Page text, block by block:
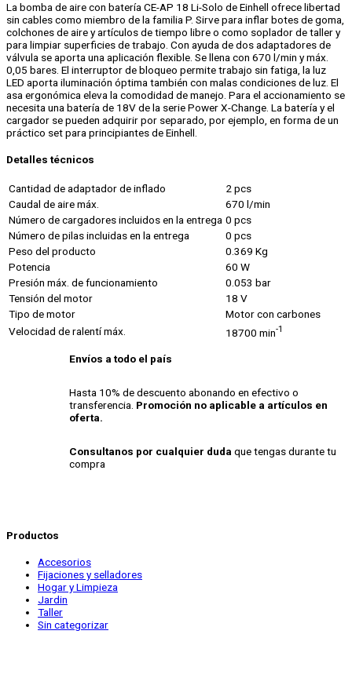
18
Li
Solo
cantidad
La bomba de aire con batería CE-AP 18 Li-Solo de Einhell ofrece libertad
sin cables como miembro de la familia P. Sirve para inflar botes de goma,
colchones de aire y artículos de tiempo libre o como soplador de taller y
para limpiar superficies de trabajo. Con ayuda de dos adaptadores de
válvula se aporta una aplicación flexible. Se llena con 670 l/min y máx.
0,05 bares. El interruptor de bloqueo permite trabajo sin fatiga, la luz
LED aporta iluminación óptima también con malas condiciones de luz. El
asa ergonómica eleva la comodidad de manejo. Para el accionamiento se
necesita una batería de 18V de la serie Power X-Change. La batería y el
cargador se pueden adquirir por separado, por ejemplo, en forma de un
práctico set para principiantes de Einhell.
Detalles técnicos
Cantidad de adaptador de inflado
2 pcs
Caudal de aire máx.
670 l/min
Número de cargadores incluidos en la entrega 0 pcs
Número de pilas incluidas en la entrega
0 pcs
Peso del producto
0.369 Kg
Potencia
60 W
Presión máx. de funcionamiento
0.053 bar
Tensión del motor
18 V
Tipo de motor
Motor con carbones
Velocidad de ralentí máx.
18700 min-1
Envíos a todo el país
Hasta 10% de descuento abonando en efectivo o
transferencia. Promoción no aplicable a artículos en
oferta.
Consultanos por cualquier duda que tengas durante tu
compra
Productos
Accesorios
Fijaciones y selladores
Hogar y Limpieza
Jardin
Taller
Sin categorizar